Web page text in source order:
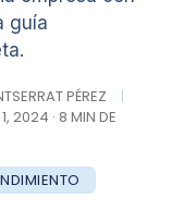
guía
PÉREZ
|
2024 · 8 MIN DE